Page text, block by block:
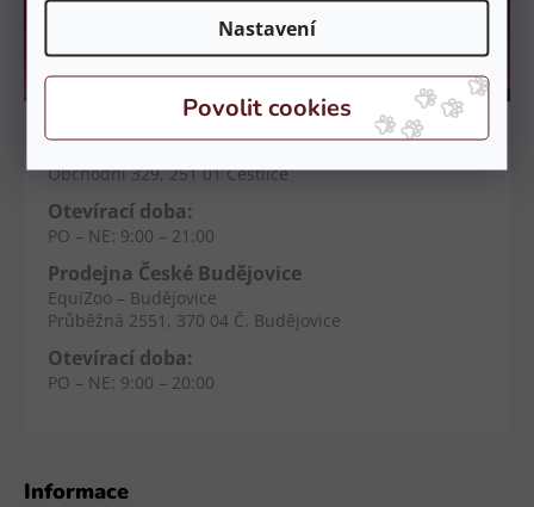
Nastavení
Informace
Kamenné prodejny
Obchodní 329, 251 01 Čestlice
Otevírací doba:
PO – NE: 9:00 – 21:00
Prodejna České Budějovice
EquiZoo – Budějovice
Průběžná 2551, 370 04 Č. Budějovice
Otevírací doba:
PO – NE: 9:00 – 20:00